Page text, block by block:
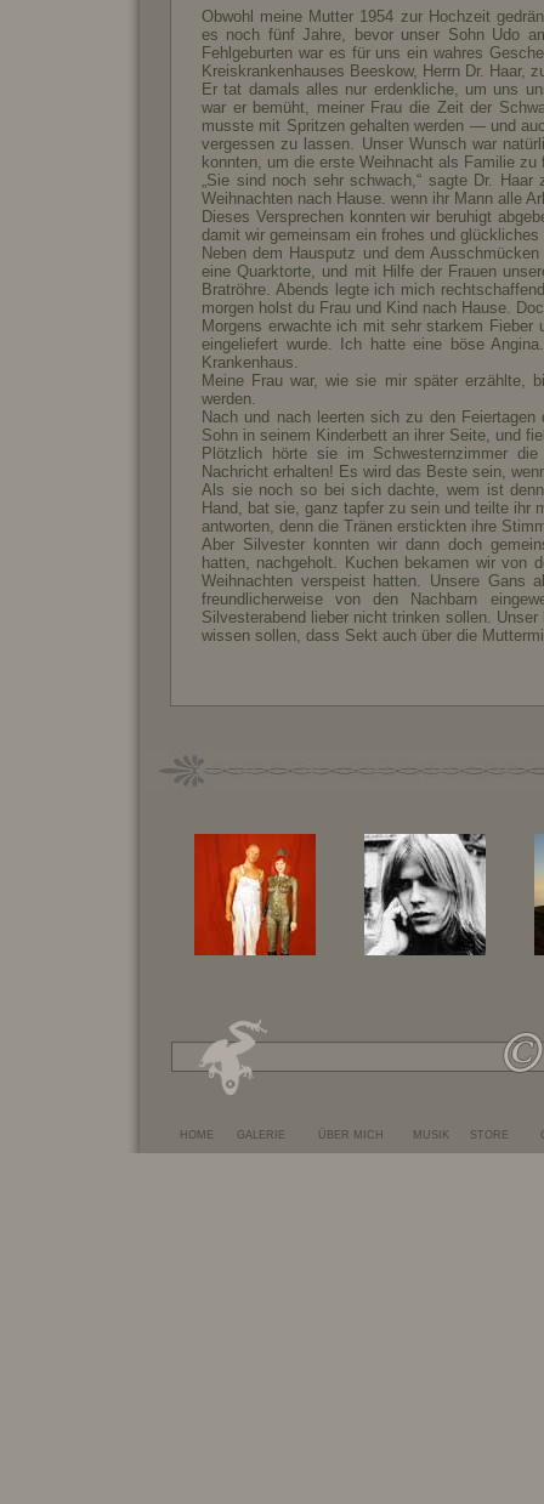
Obwohl meine Mutter 1954 zur Hochzeit
es noch fünf Jahre, bevor unser Sohn Udo
Fehlgeburten war es für uns ein wahres
Kreiskrankenhauses Beeskow, Herrn Dr. Haar,
Er tat damals alles nur erdenkliche, um uns
war er bemüht, meiner Frau die Zeit der
musste mit Spritzen gehalten werden — und
vergessen zu lassen. Unser Wunsch war
konnten, um die erste Weihnacht als Familie zu
„Sie sind noch sehr schwach,“ sagte Dr.
Weihnachten nach Hause. wenn ihr Mann alle
Dieses Versprechen konnten wir beruhigt
damit wir gemeinsam ein frohes und
Neben dem Hausputz und dem
eine Quarktorte, und mit Hilfe der Frauen
Bratröhre. Abends legte ich mich
morgen holst du Frau und Kind nach Hause.
Morgens erwachte ich mit sehr starkem
eingeliefert wurde. Ich hatte eine böse
Krankenhaus.
Meine Frau war, wie sie mir später erzählte,
werden.
Nach und nach leerten sich zu den
Sohn in seinem Kinderbett an ihrer Seite, und
Plötzlich hörte sie im Schwesternzimmer
Nachricht erhalten! Es wird das Beste sein,
Als sie noch so bei sich dachte, wem ist
Hand, bat sie, ganz tapfer zu sein und teilte ihr
antworten, denn die Tränen erstickten ihre
Aber Silvester konnten wir dann doch
hatten, nachgeholt. Kuchen bekamen wir von
Weihnachten verspeist hatten. Unsere Gans
freundlicherweise von den Nachbarn
Silvesterabend lieber nicht trinken sollen.
wissen sollen, dass Sekt auch über die
HOME GALERIE ÜBER MICH MUSIK STORE